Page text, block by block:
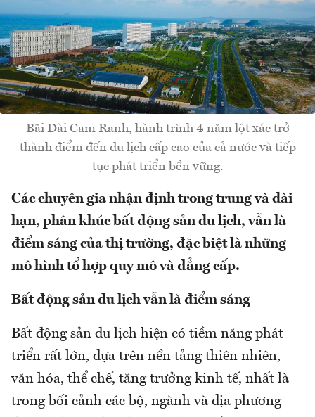
Bãi Dài Cam Ranh, hành trình 4 năm lột xác trở
thành điểm đến du lịch cấp cao của cả nước và tiếp
tục phát triển bền vững.
Các chuyên gia nhận định trong trung và dài
hạn, phân khúc bất động sản du lịch, vẫn là
điểm sáng của thị trường, đặc biệt là những
mô hình tổ hợp quy mô và đẳng cấp.
Bất động sản du lịch vẫn là điểm sáng
Bất động sản du lịch hiện có tiềm năng phát
triển rất lớn, dựa trên nền tảng thiên nhiên,
văn hóa, thể chế, tăng trưởng kinh tế, nhất là
trong bối cảnh các bộ, ngành và địa phương